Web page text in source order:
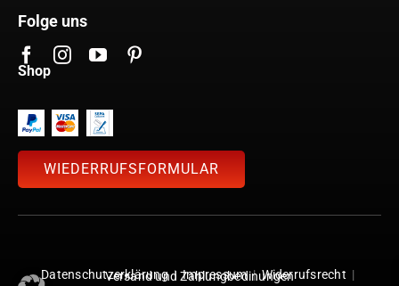
Folge uns
Shop
WIEDERRUFSFORMULAR
Datenschutzerklärung|Impressum|Widerrufsrecht |
Versand und Zahlungbedinungen